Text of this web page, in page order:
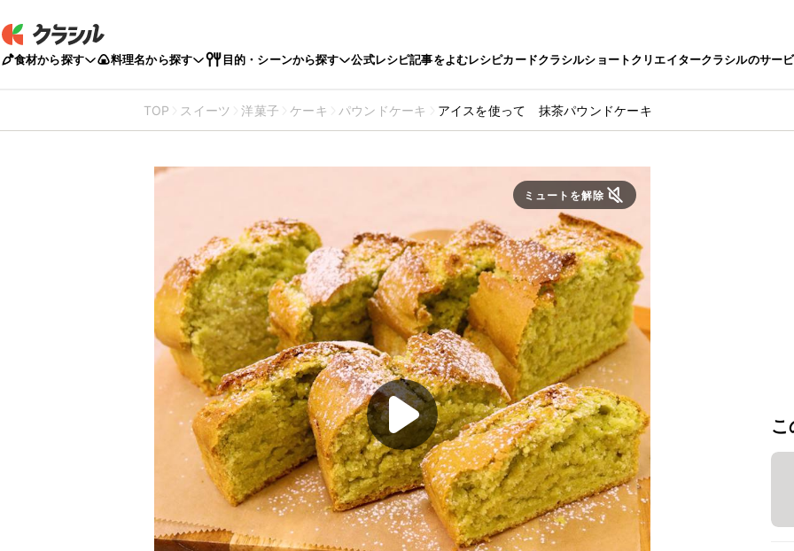
食材から探す 料理名から探す 目的・シーンから探す 公式レシピ記事をよむレシピカードクラシルショートクリエイタークラシルのサー
TOP スイーツ 洋菓子 ケーキ パウンドケーキ アイスを使って 抹茶パウンドケーキ
ミュートを解除